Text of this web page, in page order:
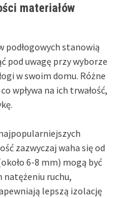
materiałów
podłogowych stanowią
pod uwagę przy wyborze
w swoim domu. Różne
wpływa na ich trwałość,
zazwyczaj waha się od
6-8 mm) mogą być
natężeniu ruchu,
lepszą izolację